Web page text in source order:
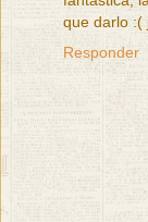
que darlo :(
Responder